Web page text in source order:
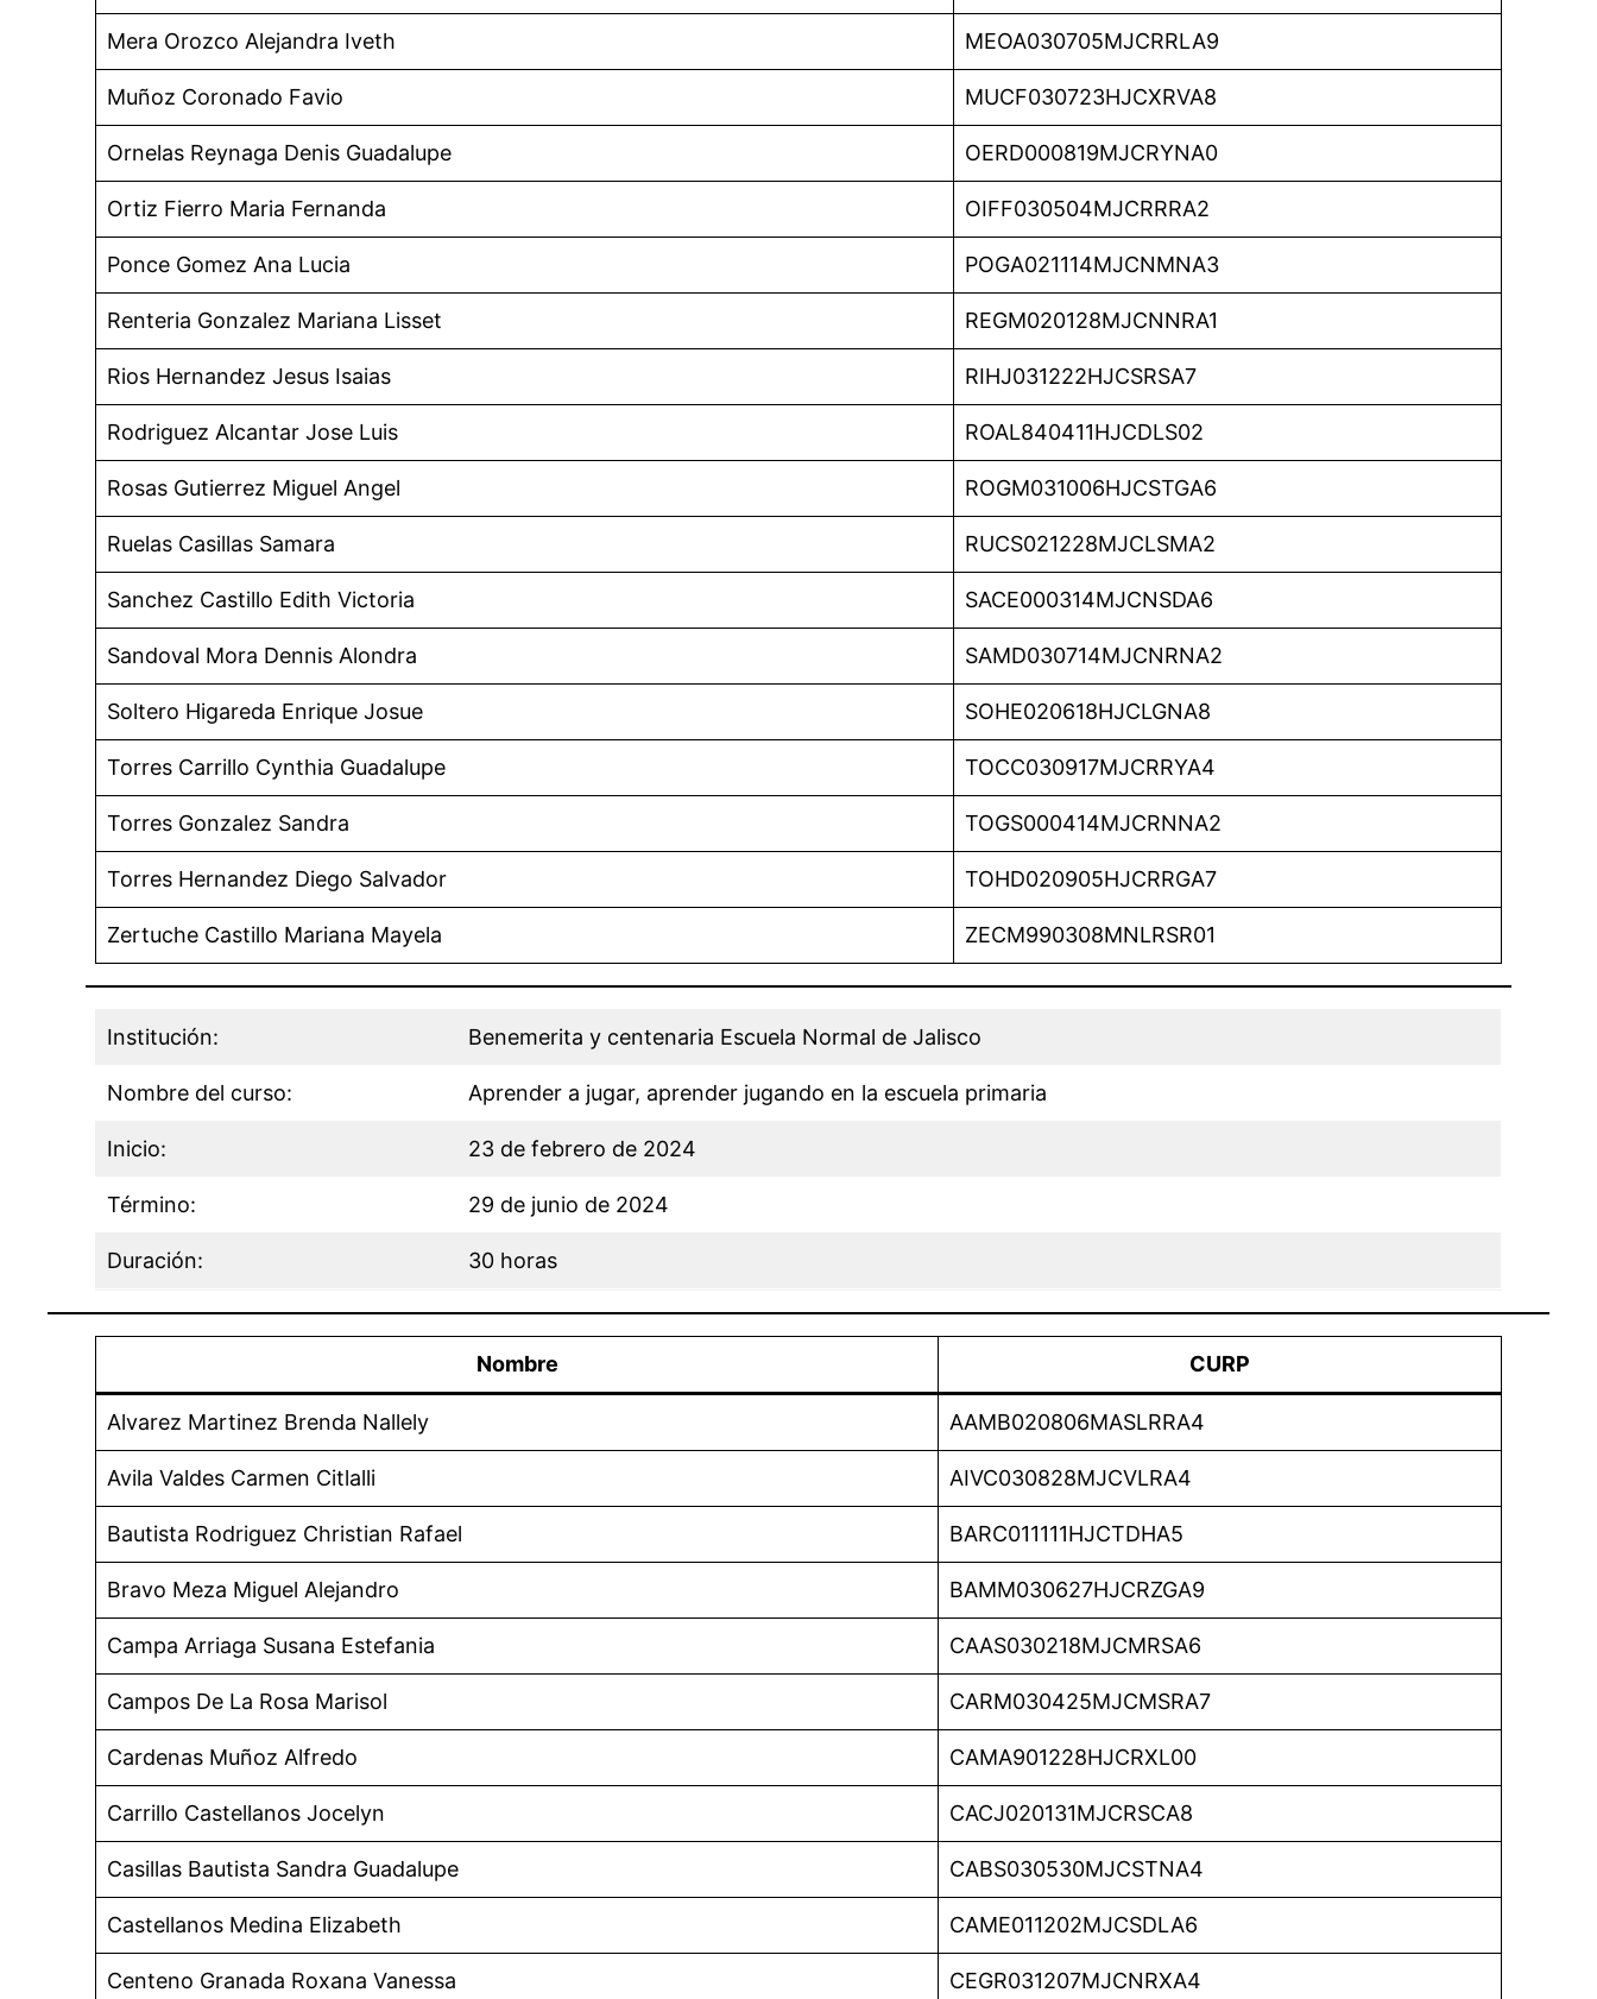
Mera Orozco Alejandra Iveth MEOA030705MJCRRLA9
Muñoz Coronado Favio MUCF030723HJCXRVA8
Ornelas Reynaga Denis Guadalupe OERD000819MJCRYNA0
Ortiz Fierro Maria Fernanda OIFF030504MJCRRRA2
Ponce Gomez Ana Lucia POGA021114MJCNMNA3
Renteria Gonzalez Mariana Lisset REGM020128MJCNNRA1
Rios Hernandez Jesus Isaias RIHJ031222HJCSRSA7
Rodriguez Alcantar Jose Luis ROAL840411HJCDLS02
Rosas Gutierrez Miguel Angel ROGM031006HJCSTGA6
Ruelas Casillas Samara RUCS021228MJCLSMA2
Sanchez Castillo Edith Victoria SACE000314MJCNSDA6
Sandoval Mora Dennis Alondra SAMD030714MJCNRNA2
Soltero Higareda Enrique Josue SOHE020618HJCLGNA8
Torres Carrillo Cynthia Guadalupe TOCC030917MJCRRYA4
Torres Gonzalez Sandra TOGS000414MJCRNNA2
Torres Hernandez Diego Salvador TOHD020905HJCRRGA7
Zertuche Castillo Mariana Mayela ZECM990308MNLRSR01
Institución: Benemerita y centenaria Escuela Normal de Jalisco
Nombre del curso: Aprender a jugar, aprender jugando en la escuela primaria
Inicio: 23 de febrero de 2024
Término: 29 de junio de 2024
Duración: 30 horas
Nombre CURP
Alvarez Martinez Brenda Nallely AAMB020806MASLRRA4
Avila Valdes Carmen Citlalli AIVC030828MJCVLRA4
Bautista Rodriguez Christian Rafael BARC011111HJCTDHA5
Bravo Meza Miguel Alejandro BAMM030627HJCRZGA9
Campa Arriaga Susana Estefania CAAS030218MJCMRSA6
Campos De La Rosa Marisol CARM030425MJCMSRA7
Cardenas Muñoz Alfredo CAMA901228HJCRXL00
Carrillo Castellanos Jocelyn CACJ020131MJCRSCA8
Casillas Bautista Sandra Guadalupe CABS030530MJCSTNA4
Castellanos Medina Elizabeth CAME011202MJCSDLA6
Centeno Granada Roxana Vanessa CEGR031207MJCNRXA4